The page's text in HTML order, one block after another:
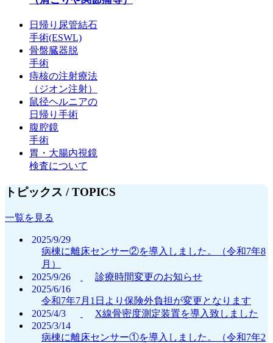
日帰り尿管結石
手術(ESWL)
骨盤臓器脱
手術
痔核の注射療法
（ジオン注射）
鼠径ヘルニアの
日帰り手術
腹腔鏡
手術
胃・大腸内視鏡
検査について
トピックス /TOPICS
一覧を見る
2025/9/29
病棟に離床センサー②を導入しました。（令和7年8
月）
2025/9/26
診療時間変更のお知らせ
2025/6/16
令和7年7月1日より保険外負担が変更となります
2025/4/3
X線骨密度測定装置を導入致しました
2025/3/14
病棟に離床センサー①を導入しました。（令和7年2